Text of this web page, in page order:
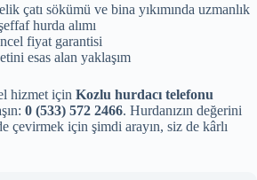
çatı sökümü ve bina yıkımında uzmanlık
hurda alımı
fiyat garantisi
esas alan yaklaşım
hizmet için Kozlu hurdacı telefonu
0 (533) 572 2466. Hurdanızın değerini
çevirmek için şimdi arayın, siz de kârlı